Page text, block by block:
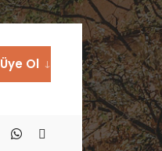
Üye Ol